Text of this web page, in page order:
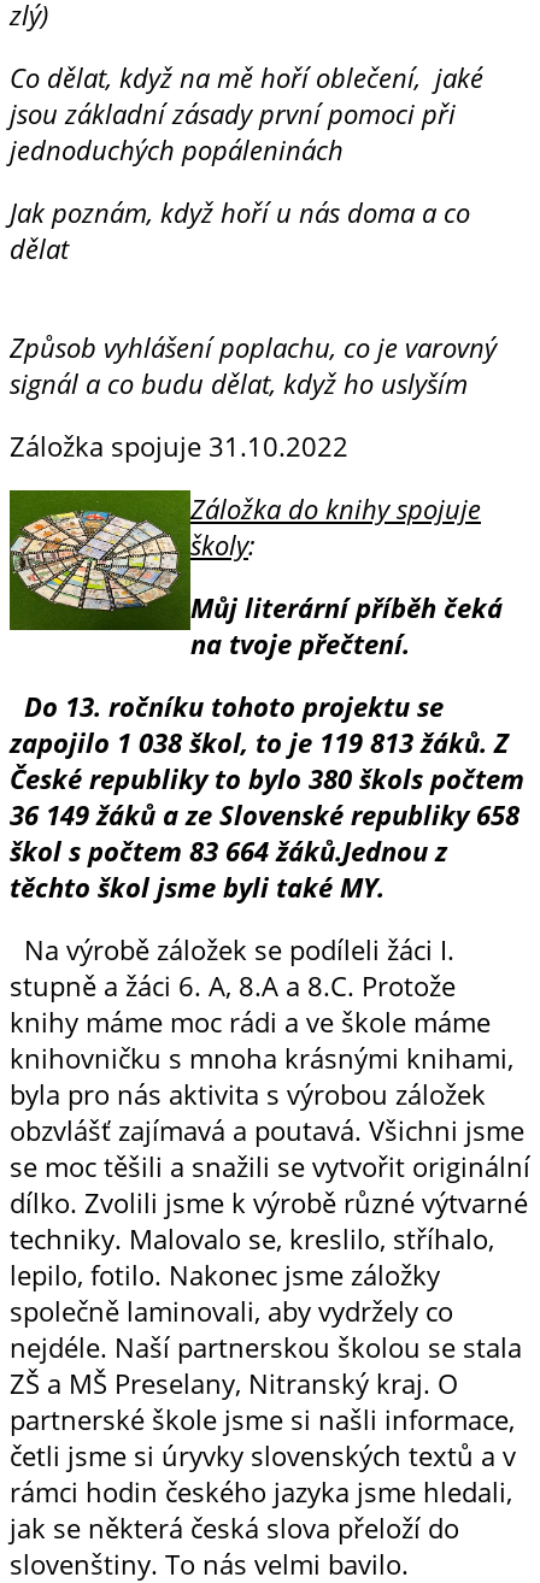
zlý)
Co dělat, když na mě hoří oblečení, jaké
jsou základní zásady první pomoci při
jednoduchých popáleninách
Jak poznám, když hoří u nás doma a co
dělat
Způsob vyhlášení poplachu, co je varovný
signál a co budu dělat, když ho uslyším
Záložka spojuje 31.10.2022
Záložka do knihy spojuje
školy:
Můj literární příběh čeká
na tvoje přečtení.
Do 13. ročníku tohoto projektu se
zapojilo 1 038 škol, to je 119 813 žáků. Z
České republiky to bylo 380 škols počtem
36 149 žáků a ze Slovenské republiky 658
škol s počtem 83 664 žáků.Jednou z
těchto škol jsme byli také MY.
Na výrobě záložek se podíleli žáci I.
stupně a žáci 6. A, 8.A a 8.C. Protože
knihy máme moc rádi a ve škole máme
knihovničku s mnoha krásnými knihami,
byla pro nás aktivita s výrobou záložek
obzvlášť zajímavá a poutavá. Všichni jsme
se moc těšili a snažili se vytvořit originální
dílko. Zvolili jsme k výrobě různé výtvarné
techniky. Malovalo se, kreslilo, stříhalo,
lepilo, fotilo. Nakonec jsme záložky
společně laminovali, aby vydržely co
nejdéle. Naší partnerskou školou se stala
ZŠ a MŠ Preselany, Nitranský kraj. O
partnerské škole jsme si našli informace,
četli jsme si úryvky slovenských textů a v
rámci hodin českého jazyka jsme hledali,
jak se některá česká slova přeloží do
slovenštiny. To nás velmi bavilo.